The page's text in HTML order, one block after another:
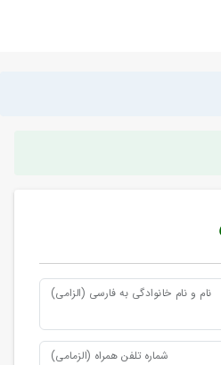
نام و نام خانوادگی به فارسی (الزامی)
شماره تلفن همراه (الزمامی)